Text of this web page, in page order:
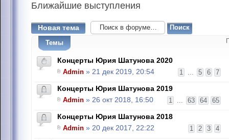
Ближайшие выступления
Новая тема
Темы
Концерты Юрия Шатунова 2020
1 ... 5 6 7
Admin » 21 дек 2019, 20:54
Концерты Юрия Шатунова 2019
1 ... 63 64 65
Admin » 26 окт 2018, 16:50
Концерты Юрия Шатунова 2018
1 2 3 4
Admin » 20 дек 2017, 22:22